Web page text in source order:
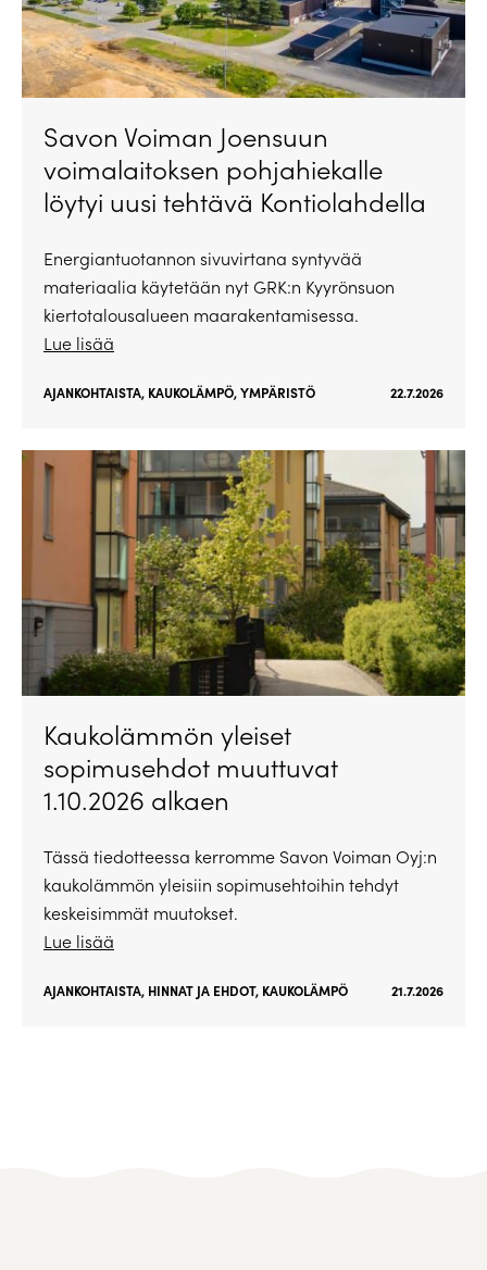
Savon Voiman Joensuun
voimalaitoksen pohjahiekalle
löytyi uusi tehtävä Kontiolahdella
Energiantuotannon sivuvirtana syntyvää
materiaalia käytetään nyt GRK:n Kyyrönsuon
kiertotalousalueen maarakentamisessa.
Lue lisää
AJANKOHTAISTA, KAUKOLÄMPÖ,YMPÄRISTÖ 22.7.2026
Kaukolämmön yleiset
sopimusehdot muuttuvat
1.10.2026 alkaen
Tässä tiedotteessa kerromme Savon Voiman Oyj:n
kaukolämmön yleisiin sopimusehtoihin tehdyt
keskeisimmät muutokset.
Lue lisää
AJANKOHTAISTA, HINNAT JA EHDOT, KAUKOLÄMPÖ 21.7.2026